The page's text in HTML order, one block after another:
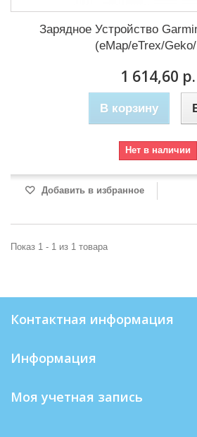
Зарядное Устройство
(eMap/eTrex/
1 614,60 р.
В корзину
Нет в наличии
Добавить в избранное
Показ 1 - 1 из 1 товара
Контактная информация
Информация
Моя учетная запись